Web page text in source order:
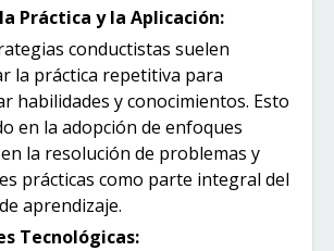
Práctica y la Aplicación:
conductistas suelen
la práctica repetitiva para
habilidades y conocimientos. Esto
en la adopción de enfoques
la resolución de problemas y
prácticas como parte integral del
aprendizaje.
Tecnológicas: